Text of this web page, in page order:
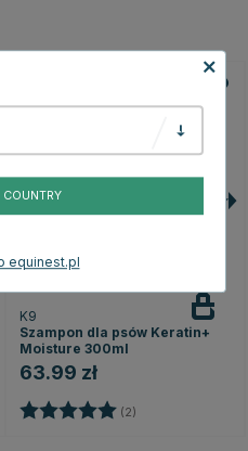
K9
Szampon dla psów Keratin+
Moisture 300ml
63.99 zł
Ocena: (2)
COUNTRY
equinest.pl